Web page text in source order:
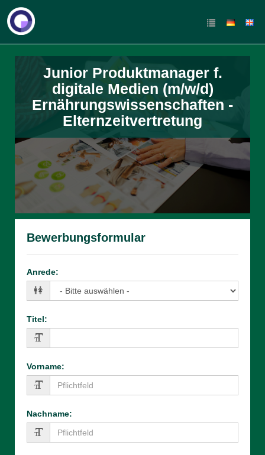
Junior Produktmanager f.
digitale Medien (m/w/d)
Ernährungswissenschaften -
Elternzeitvertretung
Bewerbungsformular
Anrede:
Titel:
Vorname:
Nachname: